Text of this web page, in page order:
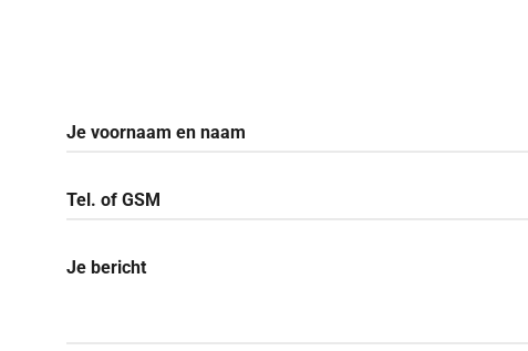
Je voornaam en naam
Tel. of GSM
Je bericht